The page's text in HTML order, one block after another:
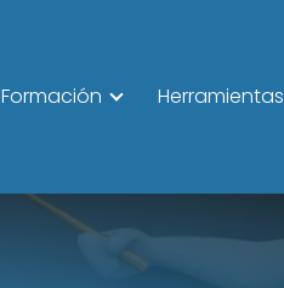
Formación Herramientas